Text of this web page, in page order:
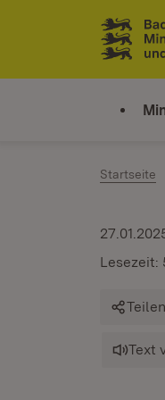
Zum Inhalt
Link zur
Startseite
Lesezeit:
Teilen
Text